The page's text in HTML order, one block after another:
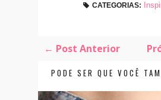
CATEGORIAS:
← Post Anterior
PODE SER QUE VOCÊ